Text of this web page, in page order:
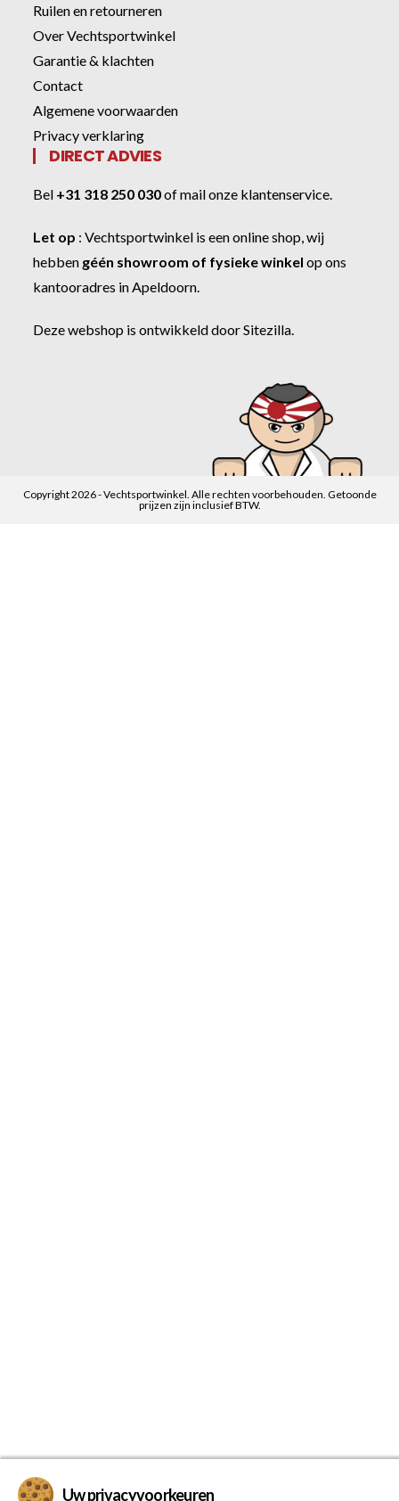
Ruilen en retourneren
Over Vechtsportwinkel
Garantie & klachten
Contact
Algemene voorwaarden
Privacy verklaring
DIRECT ADVIES
Bel +31 318 250 030ofmail onze klantenservice.
Let op :Vechtsportwinkel is een online shop, wij
hebben géén showroom of fysieke winkel op ons
kantooradres in Apeldoorn.
Deze webshop is ontwikkeld doorSitezilla.
Copyright 2026 - Vechtsportwinkel. Alle rechten voorbehouden. Getoonde
prijzen zijn inclusief BTW.
Uw privacyvoorkeuren